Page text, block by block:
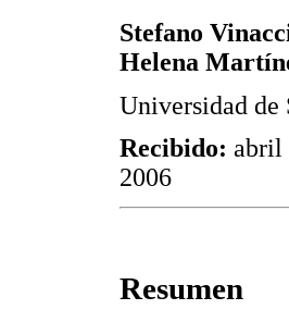
Stefano
Helena
Universidad de
Recibido: abril
2006
Resumen